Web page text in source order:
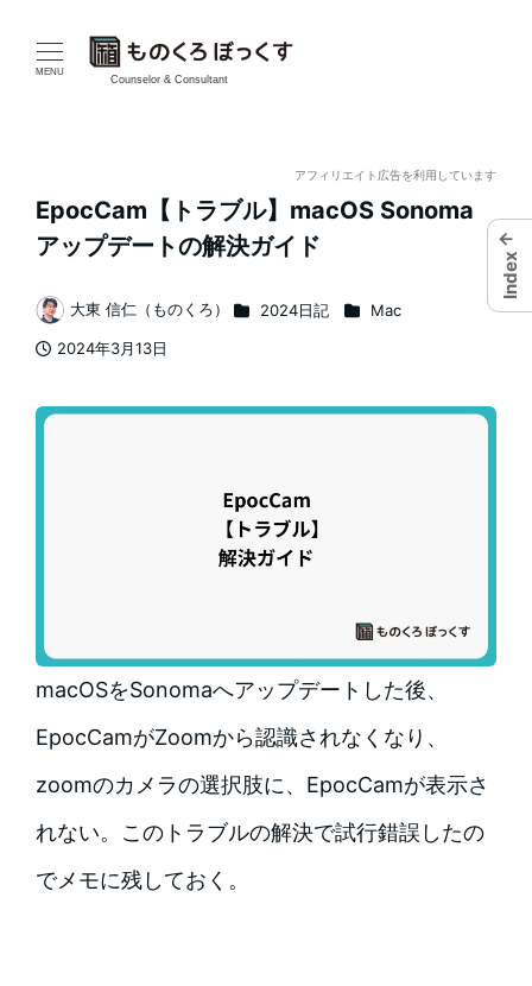
MENU
Counselor & Consultant
アフィリエイト広告を利用しています
EpocCam【トラブル】macOS Sonoma
アップデートの解決ガイド
2024年3月13日
著
者
大東 信仁（ものくろ） カテゴリー
2024日記 カテゴリー
Mac
macOSをSonomaへアップデートした後、
EpocCamがZoomから認識されなくなり、
zoomのカメラの選択肢に、EpocCamが表示さ
れない。このトラブルの解決で試行錯誤したの
でメモに残しておく。
←
Index